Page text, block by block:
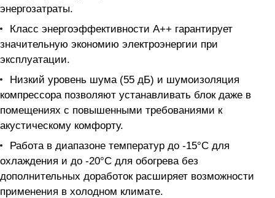
энергозатраты.
Класс энергоэффективности A++ гарантирует
значительную экономию электроэнергии при
эксплуатации.
Низкий уровень шума (55 дБ) и шумоизоляция
компрессора позволяют устанавливать блок даже в
помещениях с повышенными требованиями к
акустическому комфорту.
Работа в диапазоне температур до -15°С для
охлаждения и до -20°С для обогрева без
дополнительных доработок расширяет возможности
применения в холодном климате.